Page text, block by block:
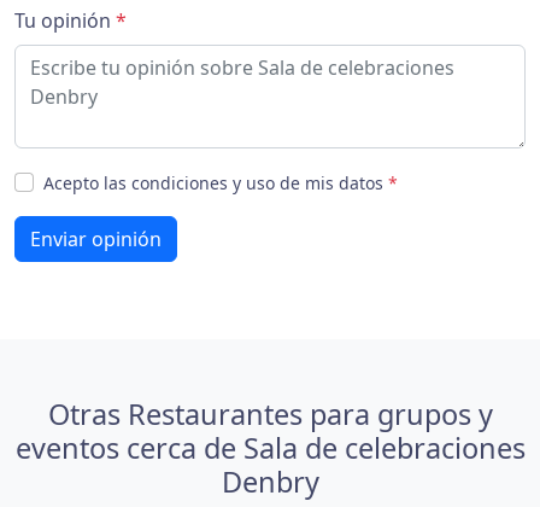
Tu opinión *
Acepto las condiciones y uso de mis datos *
Enviar opinión
Otras Restaurantes para grupos y
eventos cerca de Sala de celebraciones
Denbry